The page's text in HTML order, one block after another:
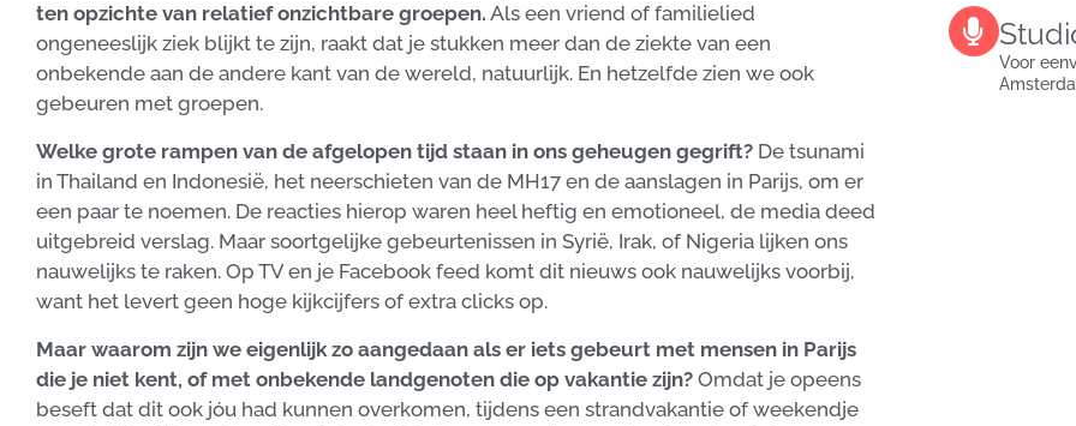
ten opzichte van relatief onzichtbare groepen. Als een vriend of familielied
ongeneeslijk ziek blijkt te zijn, raakt dat je stukken meer dan de ziekte van een
onbekende aan de andere kant van de wereld, natuurlijk. En hetzelfde zien we ook
gebeuren met groepen.
Welke grote rampen van de afgelopen tijd staan in ons geheugen gegrift? De tsunami
in Thailand en Indonesië, het neerschieten van de MH17 en de aanslagen in Parijs, om er
een paar te noemen. De reacties hierop waren heel heftig en emotioneel, de media deed
uitgebreid verslag. Maar soortgelijke gebeurtenissen in Syrië, Irak, of Nigeria lijken ons
nauwelijks te raken. Op TV en je Facebook feed komt dit nieuws ook nauwelijks voorbij,
want het levert geen hoge kijkcijfers of extra clicks op.
Maar waarom zijn we eigenlijk zo aangedaan als er iets gebeurt met mensen in Parijs
die je niet kent, of met onbekende landgenoten die op vakantie zijn? Omdat je opeens
beseft dat dit ook jóu had kunnen overkomen, tijdens een strandvakantie of weekendje
Voor